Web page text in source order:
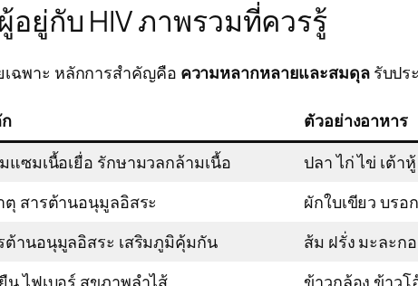
ยู่กับ HIV ภาพรวมที่ควรรู้
เฉพาะ หลักการสำคัญคือ ความหลากหลายและสมดุลรับปร
ตัวอย่างอาหาร
แซมเนื้อเยื่อ รักษามวลกล้ามเนื้อ
ปลา ไก่ ไข่ เต้า
สารต้านอนุมูลอิสระ
ผักใบเขียว บร
ต้านอนุมูลอิสระ เสริมภูมิคุ้มกัน
ส้ม ฝรั่ง มะละกอ
น ไฟเบอร์ สุขภาพลำไส้
ข้าวกล้อง ข้าว